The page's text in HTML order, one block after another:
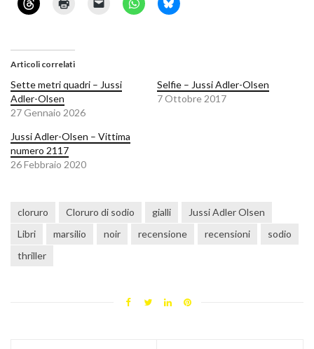
Articoli correlati
Sette metri quadri – Jussi
Adler-Olsen
27 Gennaio 2026
Selfie – Jussi Adler-Olsen
7 Ottobre 2017
Jussi Adler-Olsen – Vittima
numero 2117
26 Febbraio 2020
cloruro Cloruro di sodio gialli
Jussi Adler Olsen
Libri
marsilio noir recensione recensioni
sodio
thriller